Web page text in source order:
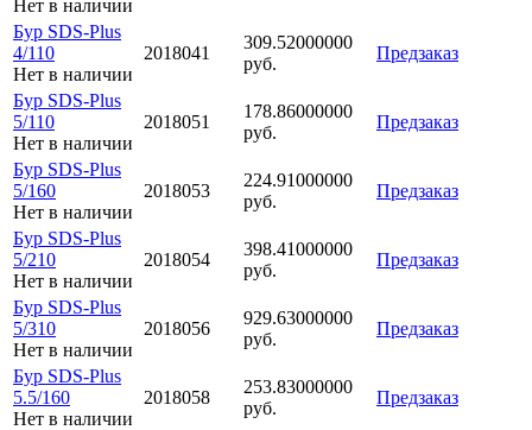
Нет в наличии
Бур SDS-Plus
4/110
Нет в наличии
2018041
309.52000000
руб.
Предзаказ
Бур SDS-Plus
5/110
Нет в наличии
2018051
178.86000000
руб.
Предзаказ
Бур SDS-Plus
5/160
Нет в наличии
2018053
224.91000000
руб.
Предзаказ
Бур SDS-Plus
5/210
Нет в наличии
2018054
398.41000000
руб.
Предзаказ
Бур SDS-Plus
5/310
Нет в наличии
2018056
929.63000000
руб.
Предзаказ
Бур SDS-Plus
5.5/160
Нет в наличии
2018058
253.83000000
руб.
Предзаказ